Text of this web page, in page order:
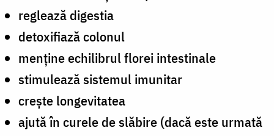
reglează digestia
detoxifiază colonul
menţine echilibrul florei intestinale
stimulează sistemul imunitar
crește longevitatea
ajută în curele de slăbire (dacă este urmată